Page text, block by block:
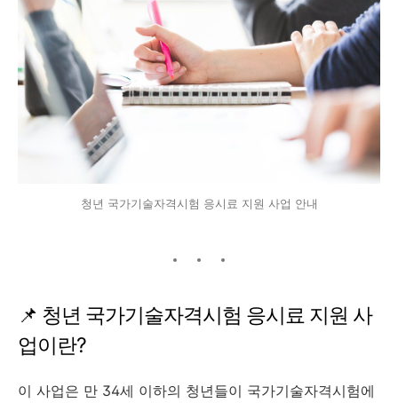
청년 국가기술자격시험 응시료 지원 사업 안내
📌 청년 국가기술자격시험 응시료 지원 사
업이란?
이 사업은 만 34세 이하의 청년들이 국가기술자격시험에